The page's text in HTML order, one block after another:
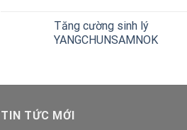
Tăng cường sinh lý
YANGCHUNSAMNOK
TIN TỨC MỚI